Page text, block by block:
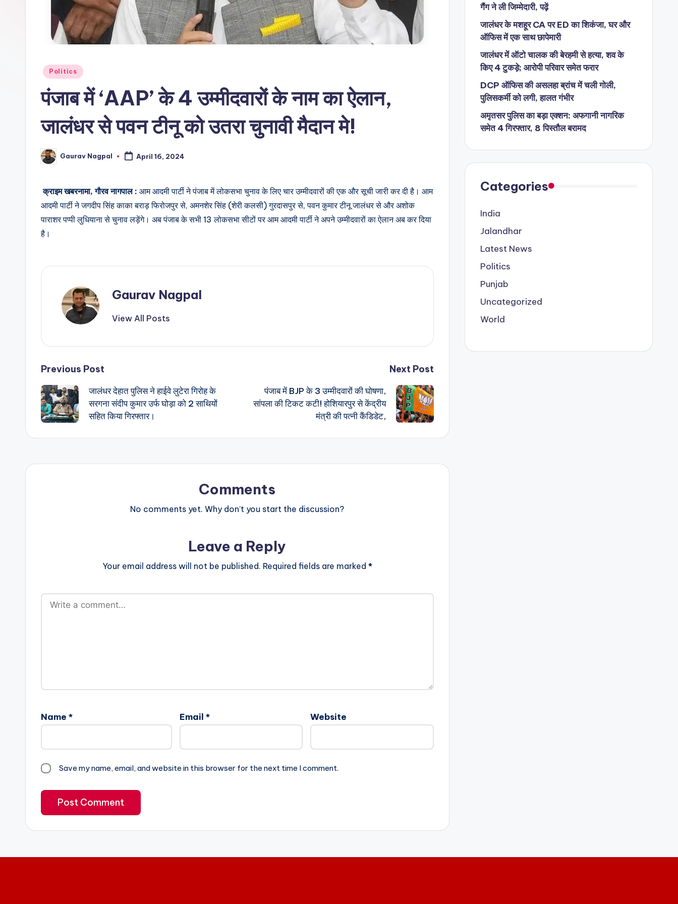
mPosted
Politics
पंजाब में ‘AAP’ के 4 उम्मीदवारों के नाम का ऐलान,
जालंधर से पवन टीनू को उतरा चुनावी मैदान मे!
Posted
by
Gaurav Nagpal April 16, 2024
क्राइम खबरनामा, गौरव नागपाल : आम आदमी पार्टी ने पंजाब में लोकसभा चुनाव के लिए चार उम्मीदवारों की एक और सूची जारी कर दी है। आम
आदमी पार्टी ने जगदीप सिंह काका बराड़ फिरोजपुर से, अमनशेर सिंह (शेरी कलसी) गुरदासपुर से, पवन कुमार टीनू जालंधर से और अशोक
पाराशर पप्पी लुधियाना से चुनाव लड़ेंगे। अब पंजाब के सभी 13 लोकसभा सीटों पर आम आदमी पार्टी ने अपने उम्मीदवारों का ऐलान अब कर दिया
है।
Gaurav Nagpal
View All Posts
Post
navigation
Previous Post
जालंधर देहात पुलिस ने हाईवे लुटेरा गिरोह के
सरगना संदीप कुमार उर्फ ​​घोड़ा को 2 साथियों
सहित किया गिरफ्तार।
Next Post
पंजाब में BJP के 3 उम्मीदवारों की घोषणा,
सांपला की टिकट कटी! होशियारपुर से केंद्रीय
मंत्री की पत्नी कैंडिडेट,
Comments
No comments yet. Why don’t you start the discussion?
Leave a Reply
Your email address will not be published. Required fields are marked *
Name * Email * Website
Save my name, email, and website in this browser for the next time I comment.
गैंग ने ली जिम्मेदारी, पढ़ें
जालंधर के मशहूर CA पर ED का शिकंजा, घर और
ऑफिस में एक साथ छापेमारी
जालंधर में ऑटो चालक की बेरहमी से हत्या, शव के
किए 4 टुकड़े; आरोपी परिवार समेत फरार
DCP ऑफिस की असलहा ब्रांच में चली गोली,
पुलिसकर्मी को लगी, हालत गंभीर
अमृतसर पुलिस का बड़ा एक्शन: अफगानी नागरिक
समेत 4 गिरफ्तार, 8 पिस्तौल बरामद
Categories
India
Jalandhar
Latest News
Politics
Punjab
Uncategorized
World